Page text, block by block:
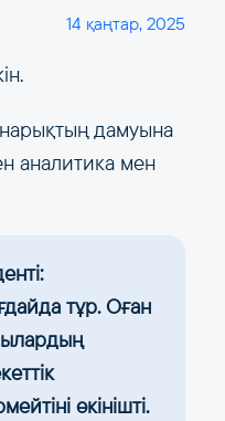
14 қаңтар, 2025
дамуына
аналитика мен
тұр. Оған
өкінішті.